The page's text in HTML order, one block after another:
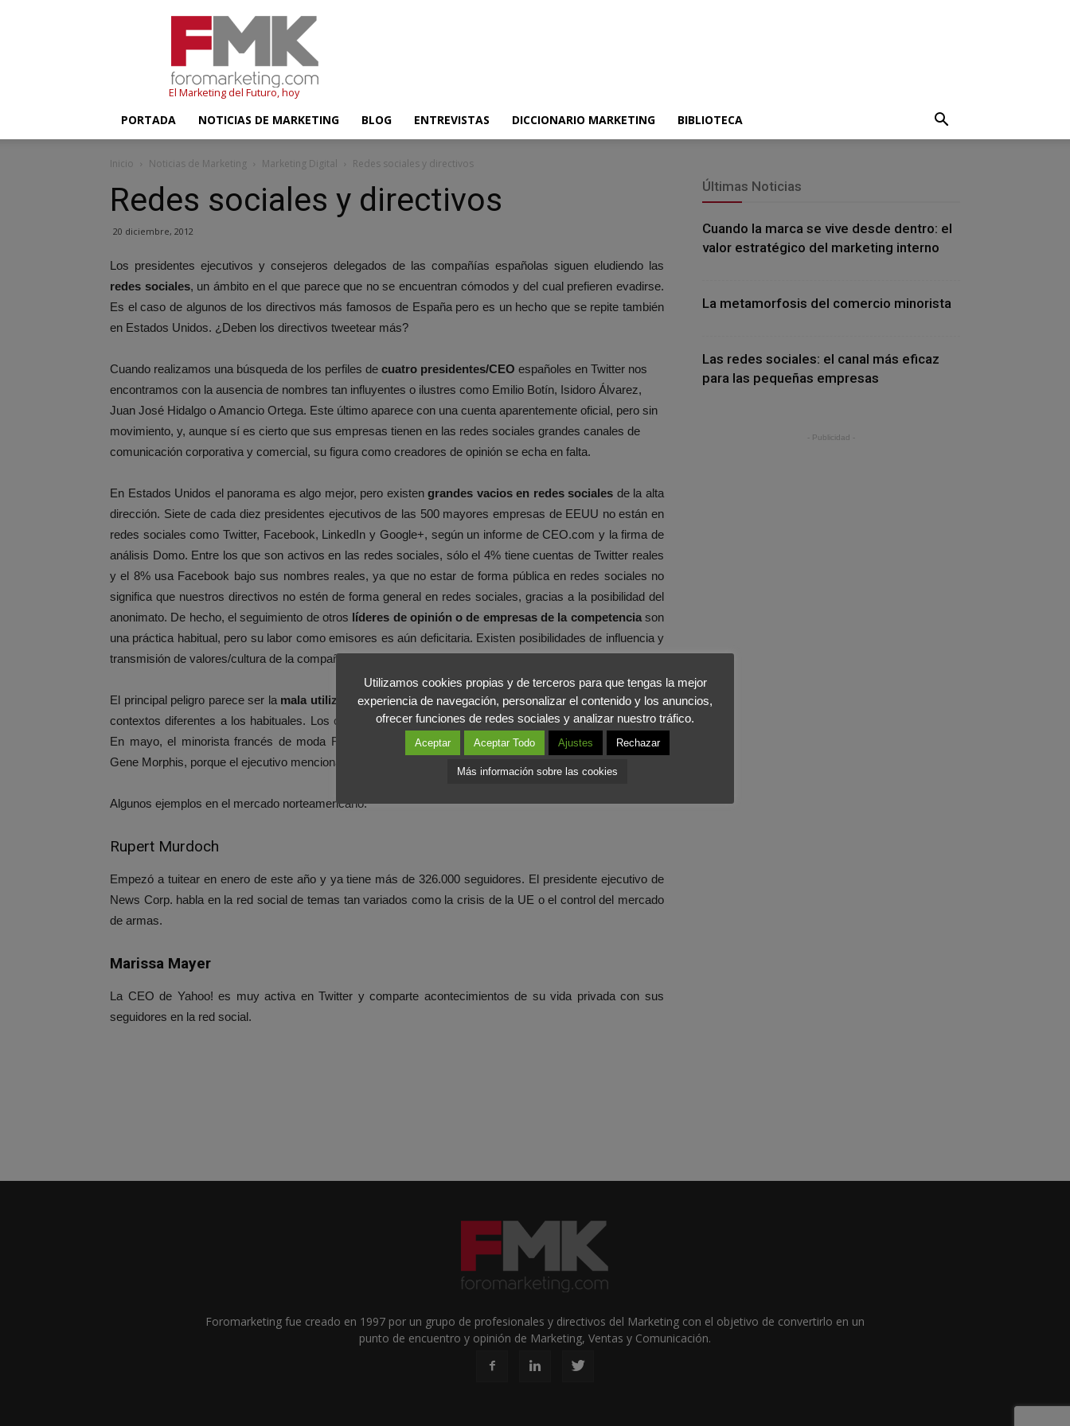
El Marketing del Futuro, hoy
PORTADA NOTICIAS DE MARKETING BLOG ENTREVISTAS DICCIONARIO MARKETING BIBLIOTECA
Inicio Noticias de Marketing Marketing Digital Redes sociales y directivos
Redes sociales y directivos
20 diciembre, 2012
Los presidentes ejecutivos y consejeros delegados de las compañías españolas siguen eludiendo las
redes sociales, un ámbito en el que parece que no se encuentran cómodos y del cual prefieren evadirse.
Es el caso de algunos de los directivos más famosos de España pero es un hecho que se repite también
en Estados Unidos. ¿Deben los directivos tweetear más?
Cuando realizamos una búsqueda de los perfiles de cuatro presidentes/CEO españoles en Twitter nos
encontramos con la ausencia de nombres tan influyentes o ilustres como Emilio Botín, Isidoro Álvarez,
Juan José Hidalgo o Amancio Ortega. Este último aparece con una cuenta aparentemente oficial, pero sin
movimiento, y, aunque sí es cierto que sus empresas tienen en las redes sociales grandes canales de
comunicación corporativa y comercial, su figura como creadores de opinión se echa en falta.
En Estados Unidos el panorama es algo mejor, pero existengrandes vacios en redes sociales de la alta
dirección. Siete de cada diez presidentes ejecutivos de las 500 mayores empresas de EEUU no están en
redes sociales como Twitter, Facebook, LinkedIn y Google+, según un informe de CEO.com y la firma de
análisis Domo. Entre los que son activos en las redes sociales, sólo el 4% tiene cuentas de Twitter reales
y el 8% usa Facebook bajo sus nombres reales, ya que no estar de forma pública en redes sociales no
significa que nuestros directivos no estén de forma general en redes sociales, gracias a la posibilidad del
anonimato. De hecho, el seguimiento de otros líderes de opinión o de empresas de la competenciason
una práctica habitual, pero su labor como emisores es aún deficitaria. Existen posibilidades de influencia y
transmisión de valores/cultura de la compañía que se están perdiendo ¿Hasta cuándo?
El principal peligro parece ser la mala utilizacióno laposible malinterpretaciónde palabras emitidas en
contextos diferentes a los habituales. Los casos de problemas y crisis relacionados con redes abundan.
En mayo, el minorista francés de moda Francesca’s HoldingsCorp despidió a su director de finanzas,
Gene Morphis, porque el ejecutivo mencionaba en Facebook y Twitter datos de negocio de la compañía.
Algunos ejemplos en el mercado norteamericano:
Rupert Murdoch
Empezó a tuitear en enero de este año y ya tiene más de 326.000 seguidores. El presidente ejecutivo de
News Corp. habla en la red social de temas tan variados como la crisis de la UE o el control del mercado
de armas.
Marissa Mayer
La CEO de Yahoo! es muy activa en Twitter y comparte acontecimientos de su vida privada con sus
seguidores en la red social.
Últimas Noticias
Cuando la marca se vive desde dentro: el
valor estratégico del marketing interno
La metamorfosis del comercio minorista
Las redes sociales: el canal más eficaz
para las pequeñas empresas
- Publicidad -
Foromarketing fue creado en 1997 por un grupo de profesionales y directivos del Marketing con el objetivo de convertirlo en un
punto de encuentro y opinión de Marketing, Ventas y Comunicación.
Utilizamos cookies propias y de terceros para que tengas la mejor
experiencia de navegación, personalizar el contenido y los anuncios,
ofrecer funciones de redes sociales y analizar nuestro tráfico.
Aceptar Aceptar Todo Ajustes Rechazar
Más información sobre las cookies